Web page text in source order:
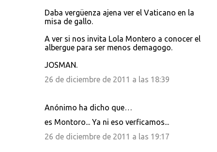
Daba vergüenza ajena ver el Vaticano en la
misa de gallo.
A ver si nos invita Lola Montero a conocer el
albergue para ser menos demagogo.
JOSMAN.
26 de diciembre de 2011 a las 18:39
Anónimo ha dicho que…
es Montoro... Ya ni eso verficamos...
26 de diciembre de 2011 a las 19:17